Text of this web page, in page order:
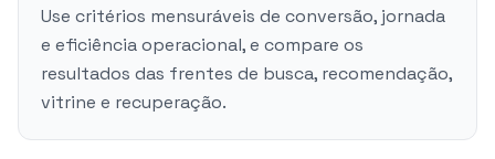
Use critérios mensuráveis de conversão, jornada
e eficiência operacional, e compare os
resultados das frentes de busca, recomendação,
vitrine e recuperação.